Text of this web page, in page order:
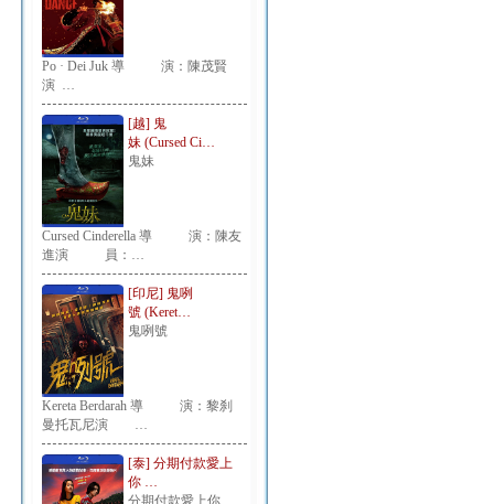
Po · Dei Juk 導 演：陳茂賢
演 …
[越] 鬼
妹 (Cursed Ci…
鬼妹
Cursed Cinderella 導 演：陳友
進演 員：…
[印尼] 鬼咧
號 (Keret…
鬼咧號
Kereta Berdarah 導 演：黎刹
曼托瓦尼演 …
[泰] 分期付款愛上
你 …
分期付款愛上你